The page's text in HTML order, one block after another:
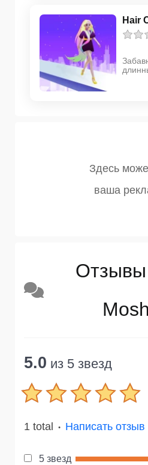
Hair
Отзывы
5.0 из 5 звезд
1 total ● Написать отзыв
5 звезд